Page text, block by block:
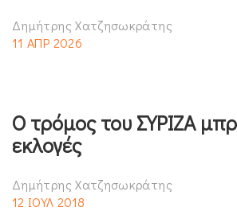
Δημήτρης Χατζησωκράτης
11 ΑΠΡ 2026
Ο τρόμος του ΣΥΡΙΖΑ
εκλογές
Δημήτρης Χατζησωκράτης
12 ΙΟΥΛ 2018